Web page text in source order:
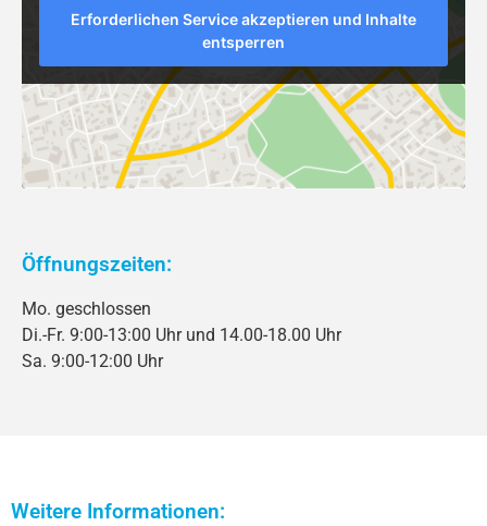
Erforderlichen Service akzeptieren und Inhalte
entsperren
Öffnungszeiten:
Mo. geschlossen
Di.-Fr. 9:00-13:00 Uhr und 14.00-18.00 Uhr
Sa. 9:00-12:00 Uhr
Weitere Informationen: